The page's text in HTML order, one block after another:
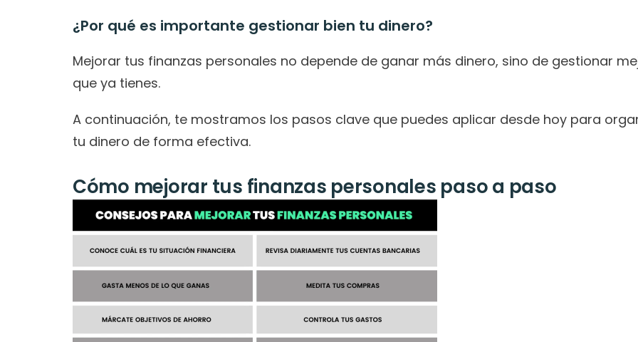
¿Por qué es importante gestionar bien tu dinero?
Mejorar tus finanzas personales no depende de ganar más dinero, sino de gestionar
que ya tienes.
A continuación, te mostramos los pasos clave que puedes aplicar desde hoy para
tu dinero de forma efectiva.
Cómo mejorar tus finanzas personales paso a paso